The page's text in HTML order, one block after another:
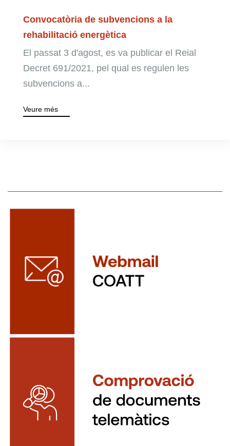
Convocatòria de subvencions a la
rehabilitació energètica
El passat 3 d'agost, es va publicar el Reial
Decret 691/2021, pel qual es regulen les
subvencions a...
Veure més